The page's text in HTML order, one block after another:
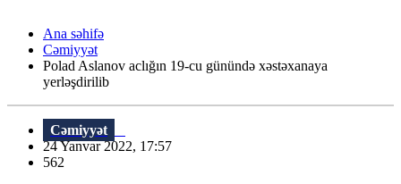
Ana səhifə
Cəmiyyət
Polad Aslanov aclığın 19-cu günündə xəstəxanaya
yerləşdirilib
Cəmiyyət
24 Yanvar 2022, 17:57
562